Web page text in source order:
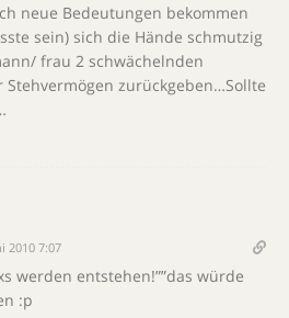
neue Bedeutungen bekommen
sein) sich die Hände schmutzig
frau 2 schwächelnden
zurückgeben…Sollte
2010 7:07
werden entstehen!””das würde
:p